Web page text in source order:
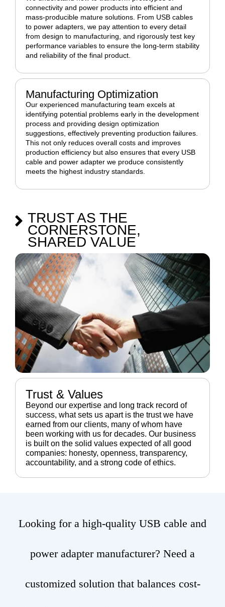
connectivity and power products into efficient and
mass-producible mature solutions. From USB cables
to power adapters, we pay attention to every detail
from design to manufacturing, and rigorously test key
performance variables to ensure the long-term stability
and reliability of the final product.
Manufacturing Optimization
Our experienced manufacturing team excels at
identifying potential problems early in the development
process and providing design optimization
suggestions, effectively preventing production failures.
This not only reduces overall costs and improves
production efficiency but also ensures that every USB
cable and power adapter we produce consistently
meets the highest industry standards.
TRUST AS THE
CORNERSTONE,
SHARED VALUE
Trust & Values
Beyond our expertise and long track record of
success, what sets us apart is the trust we have
earned from our clients, many of whom have
been working with us for decades. Our business
is built on the solid values ​​expected of all good
companies: honesty, openness, transparency,
accountability, and a strong code of ethics.
Looking for a high-quality USB cable and
power adapter manufacturer? Need a
customized solution that balances cost-